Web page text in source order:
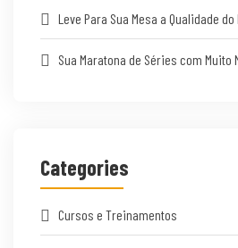
Leve Para Sua Mesa a Qualidade
Sua Maratona de Séries com Muito
Categories
Cursos e Treinamentos